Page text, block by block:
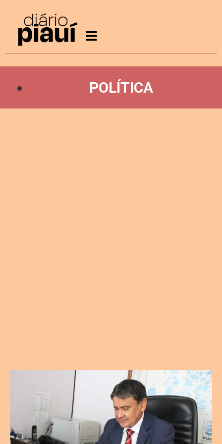
POLÍTICA